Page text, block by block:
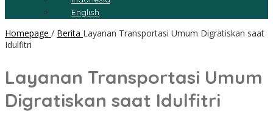
English
Homepage / Berita Layanan Transportasi Umum Digratiskan saat
Idulfitri
Layanan Transportasi Umum
Digratiskan saat Idulfitri